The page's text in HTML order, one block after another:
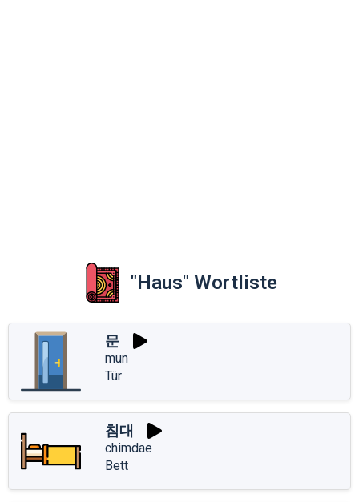
"Haus" Wortliste
문
mun
Tür
침대
chimdae
Bett